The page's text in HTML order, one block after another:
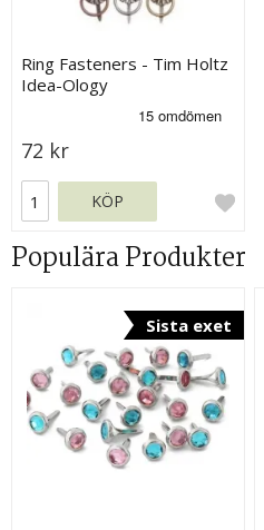
Ring Fasteners - Tim Holtz
Idea-Ology
72 kr
KÖP
Populära Produkter
Sista exet